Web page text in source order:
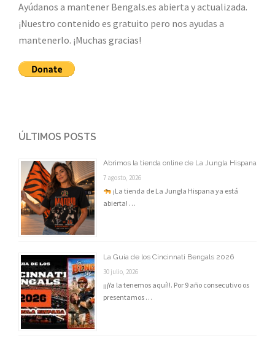
Ayúdanos a mantener Bengals.es abierta y actualizada.
¡Nuestro contenido es gratuito pero nos ayudas a
mantenerlo. ¡Muchas gracias!
ÚLTIMOS POSTS
Abrimos la tienda online de La Jungla Hispana
7 agosto, 2026
¡La tienda de La Jungla Hispana ya está
abierta! …
La Guía de los Cincinnati Bengals 2026
30 julio, 2026
¡¡¡Ya la tenemos aquí!!. Por 9 año consecutivo os
presentamos …